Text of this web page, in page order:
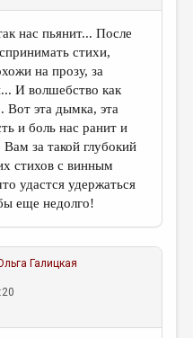
нас пьянит... После
стихи,
на прозу, за
И волшебство как
Вот эта дымка, эта
и боль нас ранит и
за такой глубокий
стихов с винным
удастся удержаться
еще недолго!
Галицкая